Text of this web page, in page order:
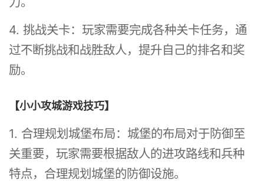
4. 挑战关卡：玩家需要完成各种关卡任务，通
过不断挑战和战胜敌人，提升自己的排名和奖
励。
【小小攻城游戏技巧】
1. 合理规划城堡布局：城堡的布局对于防御至
关重要，玩家需要根据敌人的进攻路线和兵种
特点，合理规划城堡的防御设施。